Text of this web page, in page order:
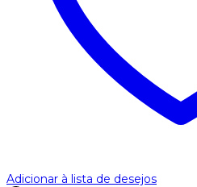
Adicionar à lista de desejos